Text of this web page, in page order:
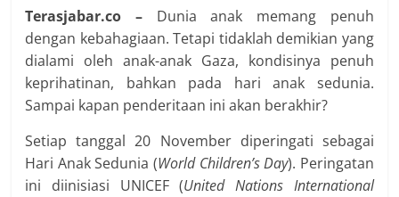
Terasjabar.co – Dunia anak memang penuh
dengan kebahagiaan. Tetapi tidaklah demikian yang
dialami oleh anak-anak Gaza, kondisinya penuh
keprihatinan, bahkan pada hari anak sedunia.
Sampai kapan penderitaan ini akan berakhir?
Setiap tanggal 20 November diperingati sebagai
Hari Anak Sedunia (World Children’s Day). Peringatan
ini diinisiasi UNICEF (United Nations International